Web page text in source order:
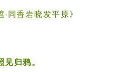
香岩晓发平原》
归鸦。